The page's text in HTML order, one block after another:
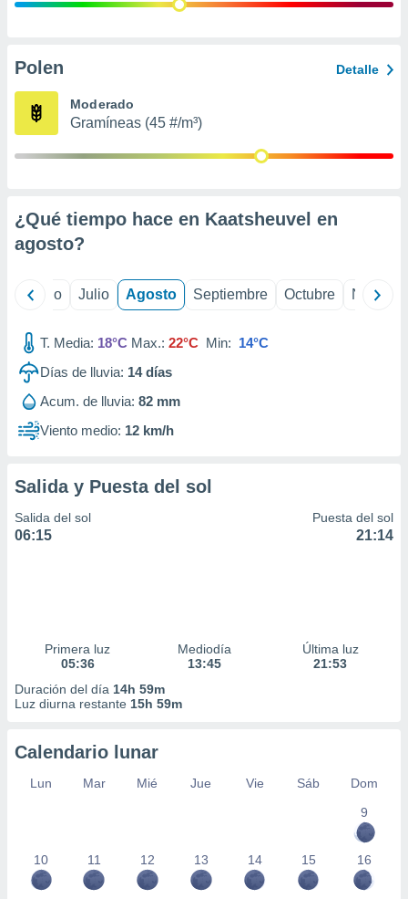
e
publicidad
Polen Detalle
Moderado
Gramíneas (45 #/m³)
¿Qué tiempo hace en Kaatsheuvel en
agosto?
Junio Julio Agosto Septiembre Octubre
T. Media: 18°C Max.: 22°C Min: 14°C
Días de lluvia: 14días
Acum. de lluvia: 82 mm
Viento medio: 12 km/h
Salida y Puesta del sol
Salida del sol
06:15
Puesta del sol
21:14
Primera luz
05:36
Mediodía
13:45
Última luz
21:53
Duración del día 14h 59m
Luz diurna restante 15h 59m
Calendario lunar
Lun Mar Mié Jue Vie Sáb
Dom
9
10 11 12 13 14 15 16